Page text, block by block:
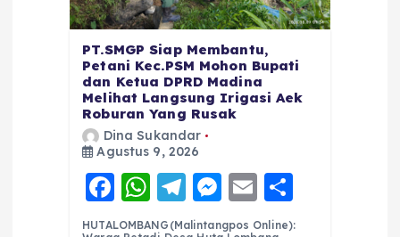
PT.SMGP Siap Membantu,
Petani Kec.PSM Mohon Bupati
dan Ketua DPRD Madina
Melihat Langsung Irigasi Aek
Roburan Yang Rusak
Dina Sukandar
Agustus 9, 2026
F
a
W
h
T
el
M
e
E
m h
HUTALOMBANG(Malintangpos Online):